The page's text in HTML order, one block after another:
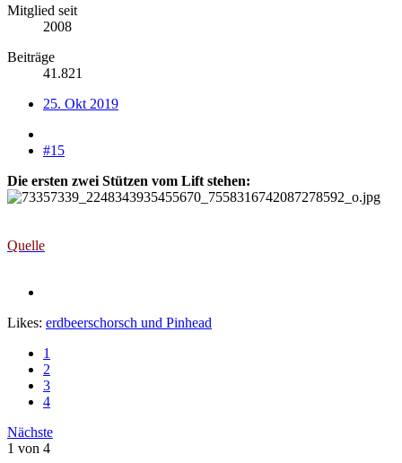
Mitglied seit
2008
Beiträge
41.821
25. Okt 2019
#15
Die ersten zwei Stützen vom Lift stehen:
Quelle
Likes: erdbeerschorsch und Pinhead
1
2
3
4
Nächste
1 von 4